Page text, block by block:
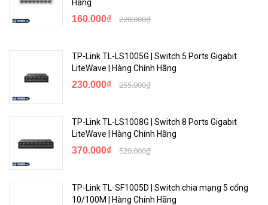
<Hotline: 0828.011.011 - (028)7300.2021 - VoHoang.vn>
(32℉~104℉)
• Độ ẩm hoạt động: 10%~90%
không ngưng tụ
• Độ ẩm bảo quản: 5%~90%
3 năm
Hãng
160.000₫ 220.000₫
TP-Link TL-LS1005G | Switch 5 Ports Gigabit
LiteWave | Hàng Chính Hãng
230.000₫ 255.000₫
TP-Link TL-LS1008G | Switch 8 Ports Gigabit
LiteWave | Hàng Chính Hãng
370.000₫ 520.000₫
TP-Link TL-SF1005D | Switch chia mạng 5 cổng
10/100M | Hàng Chính Hãng